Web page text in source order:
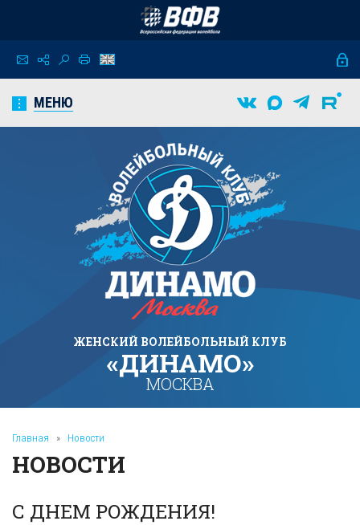
МЕНЮ
ЖЕНСКИЙ ВОЛЕЙБОЛЬНЫЙ КЛУБ
«ДИНАМО»
МОСКВА
Главная » Новости
НОВОСТИ
С ДНЕМ РОЖДЕНИЯ!